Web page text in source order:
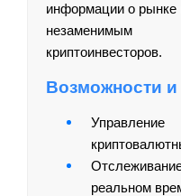
информации о рынке
криптоинвесторов.
Возможности
реальном